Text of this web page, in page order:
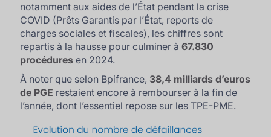
notamment aux aides de l’État pendant la crise
COVID (Prêts Garantis par l’État, reports de
charges sociales et fiscales), les chiffres sont
repartis à la hausse pour culminer à67.830
procédures en 2024.
À noter que selon Bpifrance, 38,4 milliards d’euros
de PGE restaient encore à rembourser à la fin de
l’année, dont l’essentiel repose sur les TPE-PME.